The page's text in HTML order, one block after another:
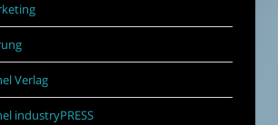
Verlag
industryPRESS